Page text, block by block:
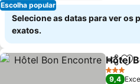
Escolha popular
Selecione as datas para ver os
exatos.
Partilhar
Hôtel
3 Estrelas
9,4